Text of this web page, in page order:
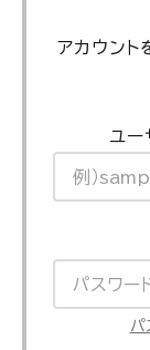
アカウン
ユ
パ